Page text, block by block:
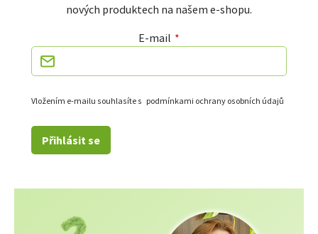
nových produktech na našem e-shopu.
E-mail
Vložením e-mailu souhlasíte s podmínkami ochrany osobních údajů
Přihlásit se